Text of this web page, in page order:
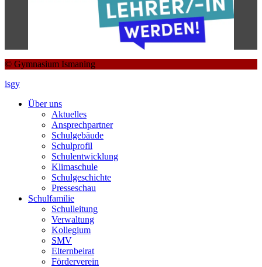
© Gymnasium Ismaning
isgy
Über uns
Aktuelles
Ansprechpartner
Schulgebäude
Schulprofil
Schulentwicklung
Klimaschule
Schulgeschichte
Presseschau
Schulfamilie
Schulleitung
Verwaltung
Kollegium
SMV
Elternbeirat
Förderverein